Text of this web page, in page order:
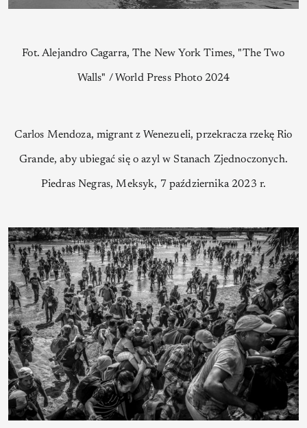
Fot. Alejandro Cagarra, The New York Times, "The Two
Walls" / World Press Photo 2024
Carlos Mendoza, migrant z Wenezueli, przekracza rzekę Rio
Grande, aby ubiegać się o azyl w Stanach Zjednoczonych.
Piedras Negras, Meksyk, 7 października 2023 r.